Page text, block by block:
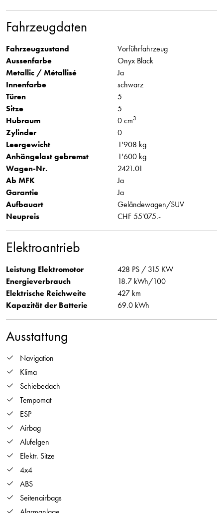
Fahrzeugdaten
Fahrzeugzustand
Vorführfahrzeug
Aussenfarbe
Onyx Black
Metallic / Métallisé
Ja
Innenfarbe
schwarz
Türen
5
Sitze
5
Hubraum
0 cm3
Zylinder
0
Leergewicht
1'908 kg
Anhängelast gebremst
1'600 kg
Wagen-Nr.
2421.01
Ab MFK
Ja
Garantie
Ja
Aufbauart
Geländewagen/SUV
Neupreis
CHF 55'075.-
Elektroantrieb
Leistung Elektromotor
428 PS / 315 KW
Energieverbrauch
18.7 kWh/100
Elektrische Reichweite
427 km
Kapazität der Batterie
69.0 kWh
Ausstattung
Navigation
Klima
Schiebedach
Tempomat
ESP
Airbag
Alufelgen
Elektr. Sitze
4x4
ABS
Seitenairbags